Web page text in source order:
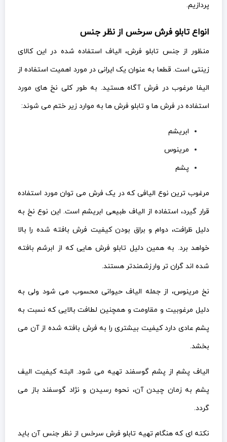
پردازیم.
انواع تابلو فرش سرخس از نظر جنس
منظور از جنس تابلو فرش، الیاف استفاده شده در این کالای
زینتی است. قطعا به عنوان یک ایرانی در مورد اهمیت استفاده از
الیفا مرغوب در فرش آگاه هستید. به طور کلی نخ های مورد
استفاده در فرش ها و تابلو فرش ها به موارد زیر ختم می شوند:
ابریشم
مرینوس
پشم
مرغوب ترین نوع الیافی که در یک فرش می توان مورد استفاده
قرار گیرد، استفاده از الیاف طبیعی ابریشم است. این نوع نخ به
دلیل ظرافت، دوام و براق بودن کیفیت فرش بافته شده را بالا
خواهد برد. به همین دلیل تابلو فرش هایی که از ابرشم بافته
شده اند گران تر وارزشمندتر هستند.
نخ مرینوس، از جمله الیاف حیوانی محسوب می شود ولی به
دلیل مرغوبیت و مقاومت و همچنین لطافت بالایی که نسبت به
پشم عادی دارد کیفیت بیشتری را به فرش بافته شده از آن می
بخشد.
الیاف پشم از پشم گوسفند تهیه می شود. البته کیفیت الیف
پشم به زمان چیدن آن، نحوه رسیدن و نژاد گوسفند باز می
گردد.
نکته ای که هنگام تهیه تابلو فرش سرخس از نظر جنس آن باید